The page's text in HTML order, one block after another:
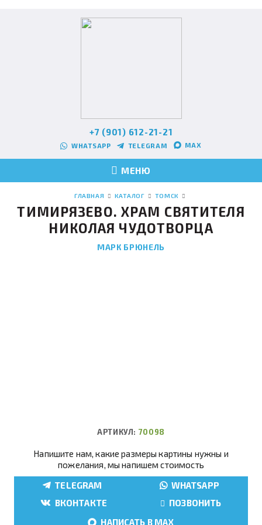
+7 (901) 612-21-21
WHATSAPP TELEGRAM MAX
МЕНЮ
ГЛАВНАЯ КАТАЛОГ ТОМСК
ТИМИРЯЗЕВО. ХРАМ СВЯТИТЕЛЯ
НИКОЛАЯ ЧУДОТВОРЦА
МАРК БРЮНЕЛЬ
АРТИКУЛ: 70098
Напишите нам, какие размеры картины нужны и
пожелания, мы напишем стоимость
TELEGRAM
WHATSAPP
ВКОНТАКТЕ
ПОЗВОНИТЬ
НАПИСАТЬ В MAX